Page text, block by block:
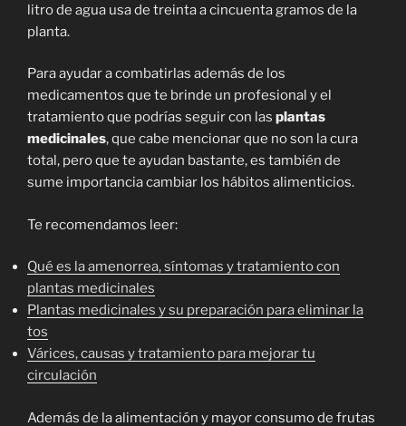
litro de agua usa de treinta a cincuenta gramos de la
planta.
Para ayudar a combatirlas además de los
medicamentos que te brinde un profesional y el
tratamiento que podrías seguir con las plantas
medicinales, que cabe mencionar que no son la cura
total, pero que te ayudan bastante, es también de
sume importancia cambiar los hábitos alimenticios.
Te recomendamos leer:
Qué es la amenorrea, síntomas y tratamiento con
plantas medicinales
Plantas medicinales y su preparación para eliminar la
tos
Várices, causas y tratamiento para mejorar tu
circulación
Además de la alimentación y mayor consumo de frutas